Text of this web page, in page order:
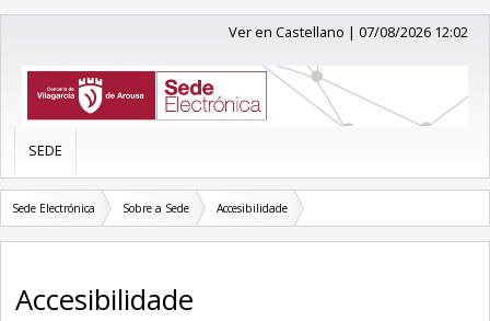
Ver en Castellano |07/08/2026 12:02
SEDE
Sede Electrónica Sobre a Sede Accesibilidade
Accesibilidade